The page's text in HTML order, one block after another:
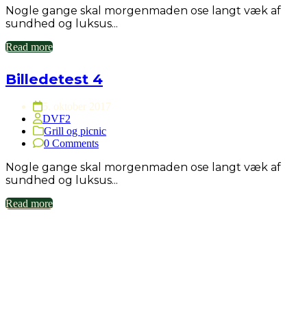
Nogle gange skal morgenmaden ose langt væk af
sundhed og luksus...
Read more
Billedetest 4
5. oktober 2017
DVF2
Grill og picnic
0 Comments
Nogle gange skal morgenmaden ose langt væk af
sundhed og luksus...
Read more